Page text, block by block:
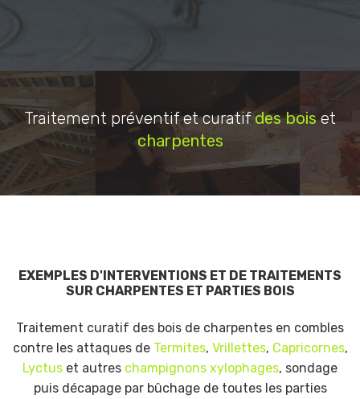
Traitement préventif et curatifdes boiset
charpentes
EXEMPLES D'INTERVENTIONS ET DE TRAITEMENTS
SUR CHARPENTES ET PARTIES BOIS
Traitement curatif des bois de charpentes en combles
contre les attaques de Termites, Vrillettes, Capricornes,
Lyctus et autres champignons xylophages, sondage
puis décapage par bûchage de toutes les parties